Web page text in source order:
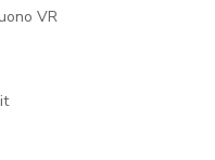
VR